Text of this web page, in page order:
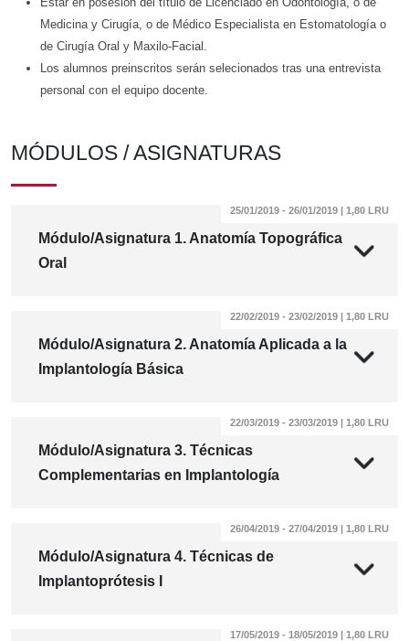
Medicina y Cirugía, o de Médico Especialista en Estomatología o
de Cirugía Oral y Maxilo-Facial.
Los alumnos preinscritos serán selecionados tras una entrevista
personal con el equipo docente.
MÓDULOS / ASIGNATURAS
Módulo/Asignatura 1. Anatomía Topográfica
Oral
25/01/2019 - 26/01/2019 | 1,80 LRU
Módulo/Asignatura 2. Anatomía Aplicada a la
Implantología Básica
22/02/2019 - 23/02/2019 | 1,80 LRU
Módulo/Asignatura 3. Técnicas
Complementarias en Implantología
22/03/2019 - 23/03/2019 | 1,80 LRU
Módulo/Asignatura 4. Técnicas de
Implantoprótesis I
26/04/2019 - 27/04/2019 | 1,80 LRU
17/05/2019 - 18/05/2019 | 1,80 LRU